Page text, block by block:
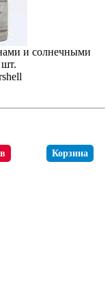
и солнечными
Корзина